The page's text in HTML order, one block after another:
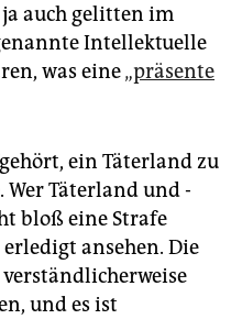
auch gelitten im
Intellektuelle
was eine„präsente
ein Täterland zu
Wer Täterland und -
bloß eine Strafe
ansehen. Die
und es ist